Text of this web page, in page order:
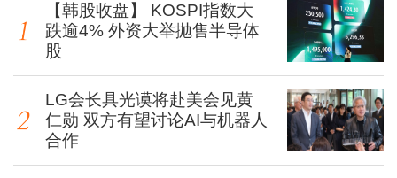
【韩股收盘】 KOSPI指数大
跌逾4% 外资大举抛售半导体
股
LG会长具光谟将赴美会见黄
仁勋 双方有望讨论AI与机器人
合作